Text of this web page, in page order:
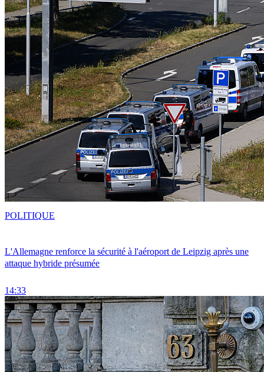
L'Allemagne renforce la sécurité à l'aéroport de Leipzig après une
attaque hybride présumée
14:33
POLITIQUE